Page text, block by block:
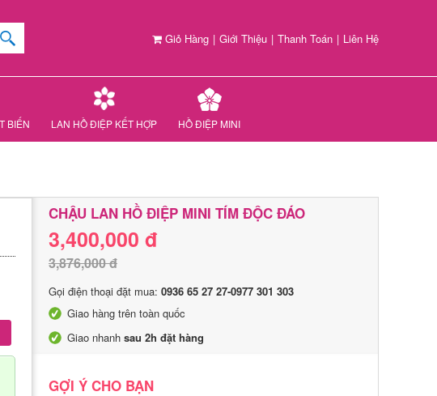
Giỏ Hàng | Giới Thiệu | Thanh Toán | Liên Hệ
BIẾN LAN HỒ ĐIỆP KẾT HỢP HỒ ĐIỆP MINI
CHẬU LAN HỒ ĐIỆP MINI TÍM ĐỘC ĐÁO
3,400,000 đ
3,876,000 đ
Gọi điện thoại đặt mua: 0936 65 27 27-0977 301 303
Giao hàng trên toàn quốc
Giao nhanh sau 2h đặt hàng
GỢI Ý CHO BẠN